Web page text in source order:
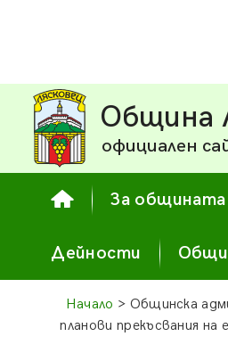
Община
официален
За общината
Дейности
Начало > Общинска
планови прекъсвания